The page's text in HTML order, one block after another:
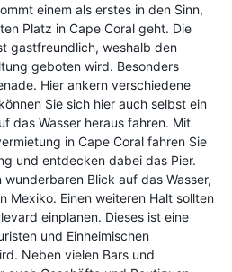
einem als erstes in den Sinn,
Platz in Cape Coral geht. Die
gastfreundlich, weshalb den
geboten wird. Besonders
Hier ankern verschiedene
Sie sich hier auch selbst ein
das Wasser heraus fahren. Mit
in Cape Coral fahren Sie
und entdecken dabei das Pier.
wunderbaren Blick auf das Wasser,
Mexiko. Einen weiteren Halt sollten
einplanen. Dieses ist eine
und Einheimischen
Neben vielen Bars und